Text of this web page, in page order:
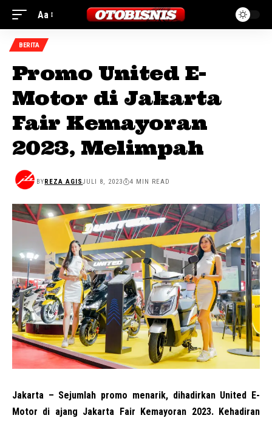
Aa
BERITA
Promo United E-
Motor di Jakarta
Fair Kemayoran
2023, Melimpah
BYREZA AGISJULI 8, 2023 4 MIN READ
Jakarta – Sejumlah promo menarik, dihadirkan United E-
Motor di ajang Jakarta Fair Kemayoran 2023. Kehadiran